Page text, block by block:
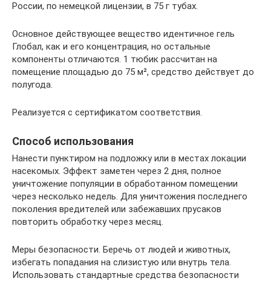
России, по немецкой лицензии, в 75 г тубах.
Основное действующее вещество идентичное гель
Глобал, как и его концентрация, но остальные
компоненты отличаются. 1 тюбик рассчитан на
помещение площадью до 75 м², средство действует до
полугода.
Реализуется с сертификатом соответствия.
Способ использования
Нанести пунктиром на подложку или в местах локации
насекомых. Эффект заметен через 2 дня, полное
уничтожение популяции в обработанном помещении
через несколько недель. Для уничтожения последнего
поколения вредителей или забежавших прусаков
повторить обработку через месяц.
Меры безопасности. Беречь от людей и животных,
избегать попадания на слизистую или внутрь тела.
Использовать стандартные средства безопасности